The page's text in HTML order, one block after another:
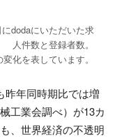
dodaにいただいた求
人件数と登録者数。
化を表しています。
昨年同時期比では増
工業会調べ）が13カ
、世界経済の不透明